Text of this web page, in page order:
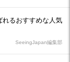
れるおすすめな人気
SeeingJapan編集部